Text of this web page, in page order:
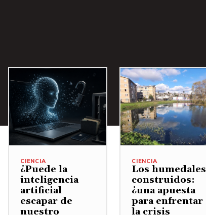
CIENCIA
¿Puede la
inteligencia
artificial
escapar de
nuestro
CIENCIA
Los humedales
construidos:
¿una apuesta
para enfrentar
la crisis